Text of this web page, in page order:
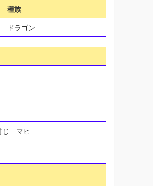
種族
ドラゴン
じ マヒ